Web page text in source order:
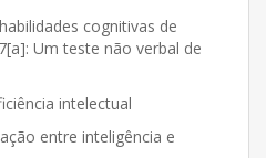
cognitivas de
Um teste não verbal de
intelectual
entre inteligência e